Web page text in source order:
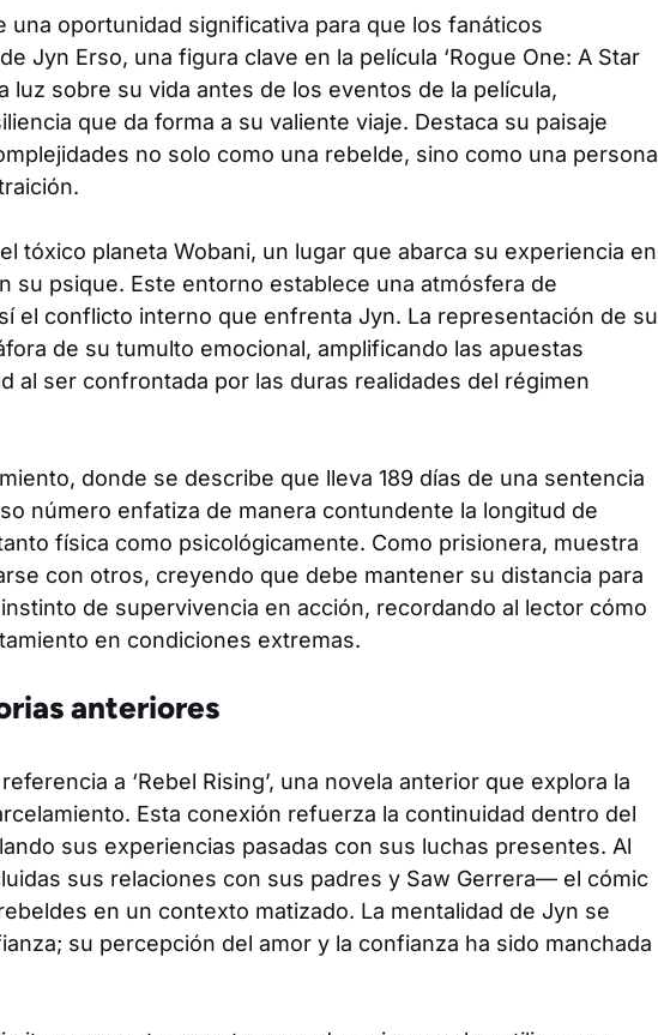
una oportunidad significativa para que los fanáticos
Jyn Erso, una figura clave en la película ‘Rogue One: A Star
luz sobre su vida antes de los eventos de la película,
que da forma a su valiente viaje. Destaca su paisaje
no solo como una rebelde, sino como una persona
tóxico planeta Wobani, un lugar que abarca su experiencia en
su psique. Este entorno establece una atmósfera de
el conflicto interno que enfrenta Jyn. La representación de su
de su tumulto emocional, amplificando las apuestas
al ser confrontada por las duras realidades del régimen
donde se describe que lleva 189 días de una sentencia
número enfatiza de manera contundente la longitud de
física como psicológicamente. Como prisionera, muestra
con otros, creyendo que debe mantener su distancia para
de supervivencia en acción, recordando al lector cómo
en condiciones extremas.
anteriores
a ‘Rebel Rising’, una novela anterior que explora la
Esta conexión refuerza la continuidad dentro del
sus experiencias pasadas con sus luchas presentes. Al
sus relaciones con sus padres y Saw Gerrera— el cómic
en un contexto matizado. La mentalidad de Jyn se
su percepción del amor y la confianza ha sido manchada